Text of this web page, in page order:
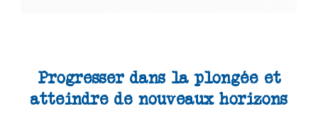
Progresser dans la plongée et
atteindre de nouveaux horizons